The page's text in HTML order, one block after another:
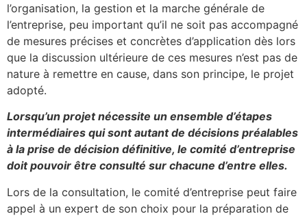
l’organisation, la gestion et la marche générale de
l’entreprise, peu important qu’il ne soit pas accompagné
de mesures précises et concrètes d’application dès lors
que la discussion ultérieure de ces mesures n’est pas de
nature à remettre en cause, dans son principe, le projet
adopté.
Lorsqu’un projet nécessite un ensemble d’étapes
intermédiaires qui sont autant de décisions préalables
à la prise de décision définitive, le comité d’entreprise
doit pouvoir être consulté sur chacune d’entre elles.
Lors de la consultation, le comité d’entreprise peut faire
appel à un expert de son choix pour la préparation de